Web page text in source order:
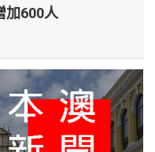
加600人